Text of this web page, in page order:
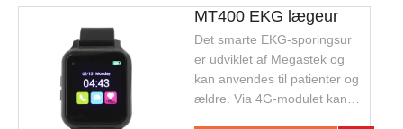
MT400 EKG lægeur
Det smarte EKG-sporingsur
er udviklet af Megastek og
kan anvendes til patienter og
ældre. Via 4G-modulet kan